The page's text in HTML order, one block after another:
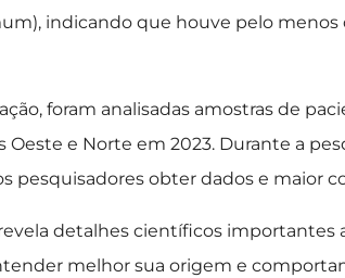
indicando que houve pelo
foram analisadas amostras de
Oeste e Norte em 2023. Durante a
pesquisadores obter dados e maior
detalhes científicos importantes
melhor sua origem e